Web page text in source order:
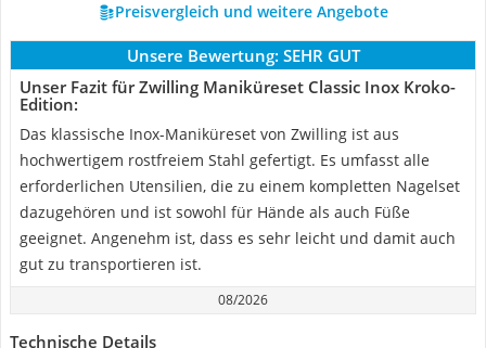
Preisvergleich und weitere Angebote
Unsere Bewertung: SEHR GUT
Unser Fazit für Zwilling Maniküreset Classic Inox Kroko-
Edition:
Das klassische Inox-Maniküreset von Zwilling ist aus
hochwertigem rostfreiem Stahl gefertigt. Es umfasst alle
erforderlichen Utensilien, die zu einem kompletten Nagelset
dazugehören und ist sowohl für Hände als auch Füße
geeignet. Angenehm ist, dass es sehr leicht und damit auch
gut zu transportieren ist.
08/2026
Technische Details